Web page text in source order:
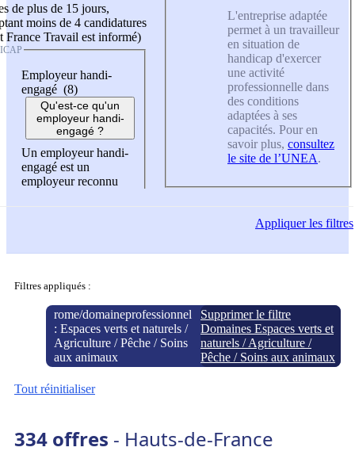
de plus de 15 jours,
moins de 4 candidatures
France Travail est informé)
Employeur handi-
engagé (8)
Qu'est-ce qu'un
employeur handi-
engagé ?
Un employeur handi-
engagé est un
employeur reconnu
L'entreprise adaptée
permet à un travailleur
en situation de
handicap d'exercer
une activité
professionnelle dans
des conditions
adaptées à ses
capacités. Pour en
savoir plus, consultez
le site de l’UNEA.
Appliquerles filtres
Filtres appliqués :
rome/domaineprofessionnel
: Espaces verts et naturels /
Agriculture / Pêche / Soins
aux animaux
Supprimer le filtre
Domaines Espaces verts et
naturels / Agriculture /
Pêche / Soins aux animaux
Tout réinitialiser
334 offres - Hauts-de-France